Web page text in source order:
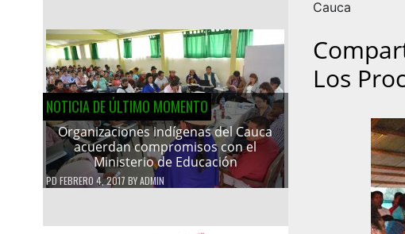
NOTICIA DE ÚLTIMO MOMENTO
Organizaciones indígenas del Cauca
acuerdan compromisos con el
Ministerio de Educación
PD FEBRERO 4, 2017 BYADMIN
Cauca
Los